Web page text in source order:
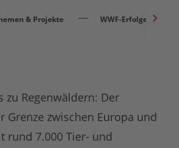
& Projekte WWF-Erfolge
zu Regenwäldern: Der
Grenze zwischen Europa und
rund 7.000 Tier- und